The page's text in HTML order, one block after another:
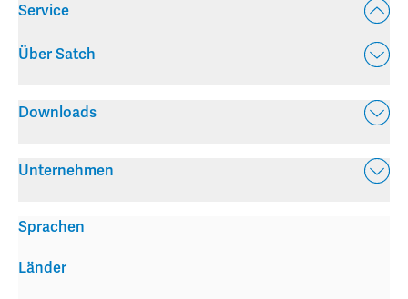
Service
Über Satch
Downloads
Unternehmen
Sprachen
Länder